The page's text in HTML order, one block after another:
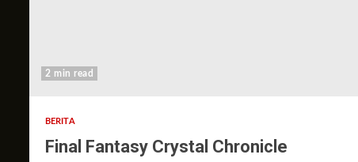
2 min read
BERITA
Final Fantasy Crystal Chronicle